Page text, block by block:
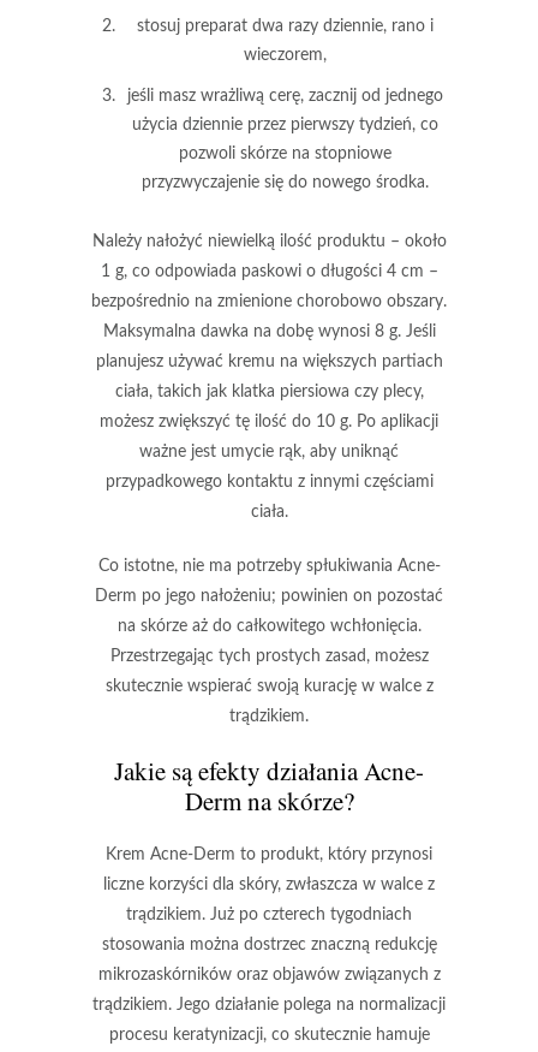
stosuj preparat dwa razy dziennie, rano i
wieczorem,
jeśli masz wrażliwą cerę, zacznij od jednego
użycia dziennie przez pierwszy tydzień, co
pozwoli skórze na stopniowe
przyzwyczajenie się do nowego środka.
Należy nałożyć niewielką ilość produktu – około
1 g, co odpowiada paskowi o długości 4 cm –
bezpośrednio na zmienione chorobowo obszary.
Maksymalna dawka na dobę wynosi 8 g. Jeśli
planujesz używać kremu na większych partiach
ciała, takich jak klatka piersiowa czy plecy,
możesz zwiększyć tę ilość do 10 g. Po aplikacji
ważne jest umycie rąk, aby uniknąć
przypadkowego kontaktu z innymi częściami
ciała.
Co istotne, nie ma potrzeby spłukiwania Acne-
Derm po jego nałożeniu; powinien on pozostać
na skórze aż do całkowitego wchłonięcia.
Przestrzegając tych prostych zasad, możesz
skutecznie wspierać swoją kurację w walce z
trądzikiem.
Jakie są efekty działania Acne-
Derm na skórze?
Krem Acne-Derm to produkt, który przynosi
liczne korzyści dla skóry, zwłaszcza w walce z
trądzikiem. Już po czterech tygodniach
stosowania można dostrzec znaczną redukcję
mikrozaskórników oraz objawów związanych z
trądzikiem. Jego działanie polega na normalizacji
procesu keratynizacji, co skutecznie hamuje